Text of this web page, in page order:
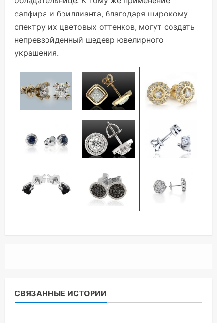
сапфира и бриллианта, благодаря широкому
спектру их цветовых оттенков, могут создать
непревзойденный шедевр ювелирного
украшения.
СВЯЗАННЫЕ ИСТОРИИ